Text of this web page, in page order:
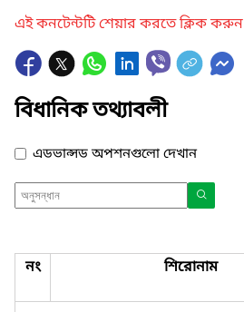
এই কনটেন্টটি শেয়ার করতে ক্লিক করুন
বিধানিক তথ্যাবলী
এডভান্সড অপশনগুলো দেখান
নং শিরোনাম